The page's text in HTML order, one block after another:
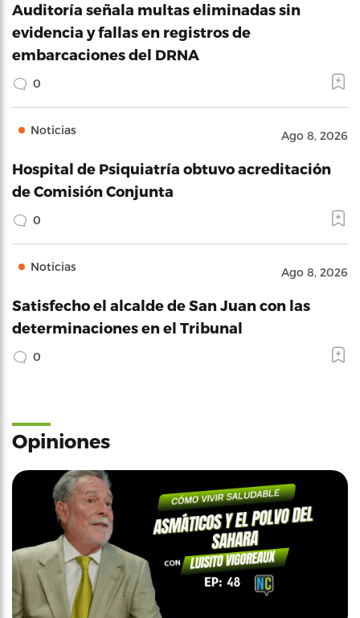
Auditoría señala multas eliminadas sin
evidencia y fallas en registros de
embarcaciones del DRNA
0
Noticias Ago 8, 2026
Hospital de Psiquiatría obtuvo acreditación
de Comisión Conjunta
0
Noticias Ago 8, 2026
Satisfecho el alcalde de San Juan con las
determinaciones en el Tribunal
0
Opiniones